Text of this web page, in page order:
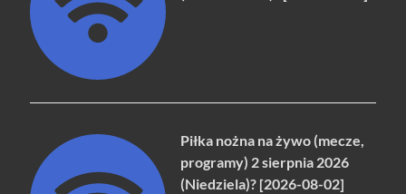
Piłka nożna na żywo (mecze,
programy) 2 sierpnia 2026
(Niedziela)? [2026-08-02]